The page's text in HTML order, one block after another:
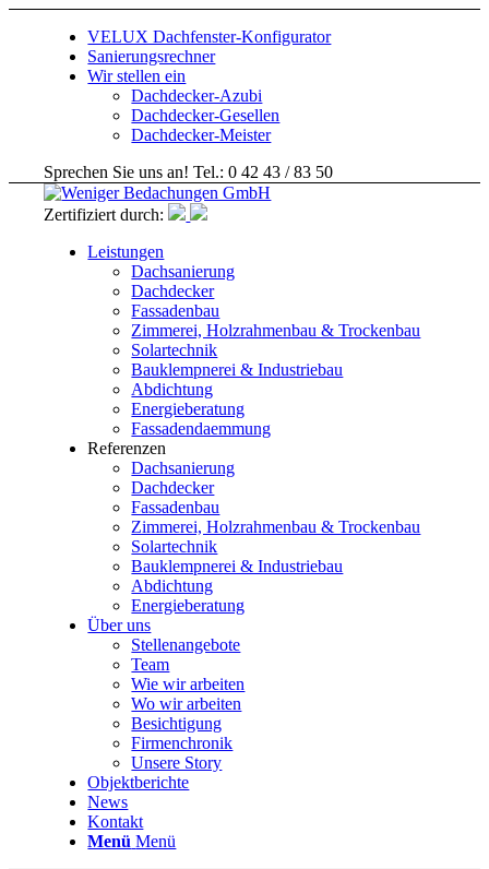
VELUX Dachfenster-Konfigurator
Sanierungsrechner
Wir stellen ein
Dachdecker-Azubi
Dachdecker-Gesellen
Dachdecker-Meister
Sprechen Sie uns an! Tel.: 0 42 43 / 83 50
Zertifiziert durch:
Leistungen
Dachsanierung
Dachdecker
Fassadenbau
Zimmerei, Holzrahmenbau & Trockenbau
Solartechnik
Bauklempnerei & Industriebau
Abdichtung
Energieberatung
Fassadendaemmung
Referenzen
Dachsanierung
Dachdecker
Fassadenbau
Zimmerei, Holzrahmenbau & Trockenbau
Solartechnik
Bauklempnerei & Industriebau
Abdichtung
Energieberatung
Über uns
Stellenangebote
Team
Wie wir arbeiten
Wo wir arbeiten
Besichtigung
Firmenchronik
Unsere Story
Objektberichte
News
Kontakt
Menü Menü